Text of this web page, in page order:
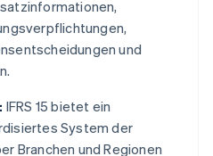
und
IFRS 15 bietet ein
System der
Branchen und Regionen